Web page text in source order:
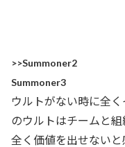
>>Summoner2
Summoner3
ウルトがない時に全
のウルトはチームと組
全く価値を出せない